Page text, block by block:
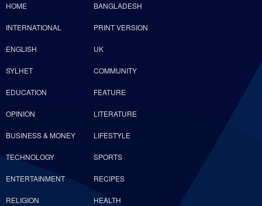
HOME BANGLADESH
INTERNATIONAL PRINT VERSION
ENGLISH UK
SYLHET COMMUNITY
EDUCATION FEATURE
OPINION LITERATURE
BUSINESS & MONEY LIFESTYLE
TECHNOLOGY SPORTS
ENTERTAINMENT RECIPES
RELIGION HEALTH